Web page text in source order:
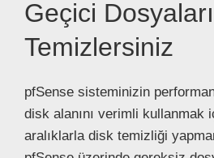
Geçici
Temizlersiniz
pfSense sisteminizin
disk alanını verimli kullanmak
aralıklarla disk temizliği